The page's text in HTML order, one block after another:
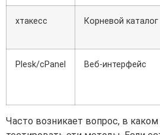
хтакесс Корневой каталог
Plesk/cPanel Веб-интерфейс
Часто возникает вопрос, в